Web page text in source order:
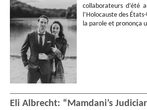
collaborateurs d’été
l’Holocauste des
la parole et prononça
Eli Albrecht: “Mamdani’s